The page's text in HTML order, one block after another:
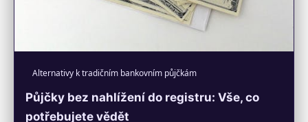
Alternativy k tradičním bankovním půjčkám
Půjčky bez nahlížení do registru: Vše, co
potřebujete vědět